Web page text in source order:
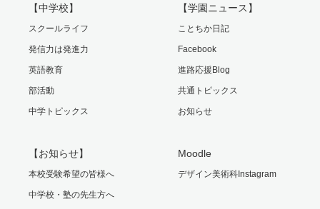
【中学校】
スクールライフ
発信力は発進力
英語教育
部活動
中学トピックス
【学園ニュース】
ことちか日記
Facebook
進路応援Blog
共通トピックス
お知らせ
【お知らせ】
本校受験希望の皆様へ
中学校・塾の先生方へ
Moodle
デザイン美術科Instagram